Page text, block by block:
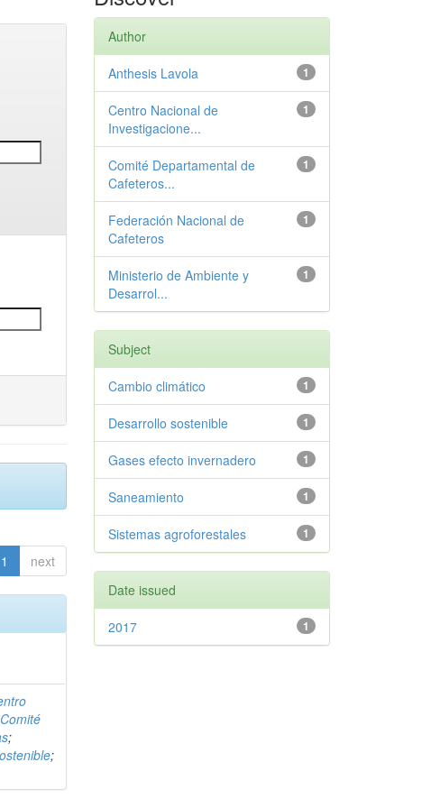
1 next
Comité
;
;
Author
1
Anthesis Lavola
1
Centro Nacional de
Investigacione...
1
Comité Departamental de
Cafeteros...
1
Federación Nacional de
Cafeteros
1
Ministerio de Ambiente y
Desarrol...
Subject
1
Cambio climático
1
Desarrollo sostenible
1
Gases efecto invernadero
1
Saneamiento
1
Sistemas agroforestales
Date issued
1
2017